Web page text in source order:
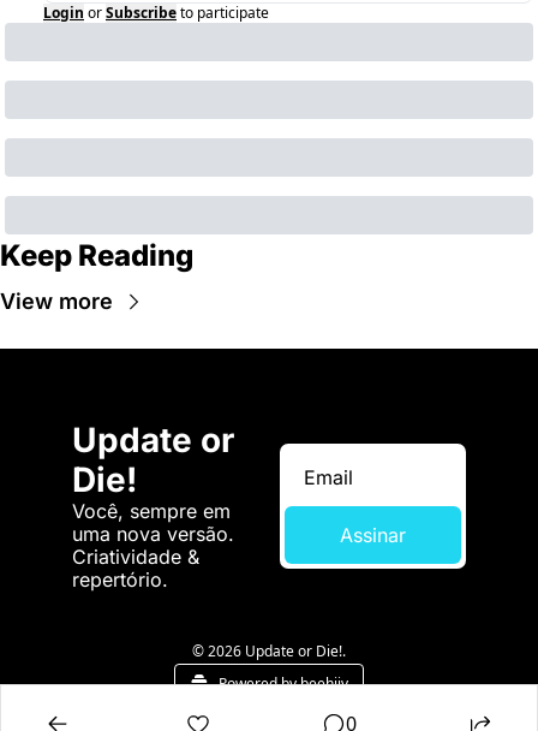
Login orSubscribeto participate
Keep Reading
View more
Update or
Die!
Você, sempre em
uma nova versão.
Criatividade &
repertório.
Assinar
© 2026 Update or Die!.
Powered by beehiiv
0